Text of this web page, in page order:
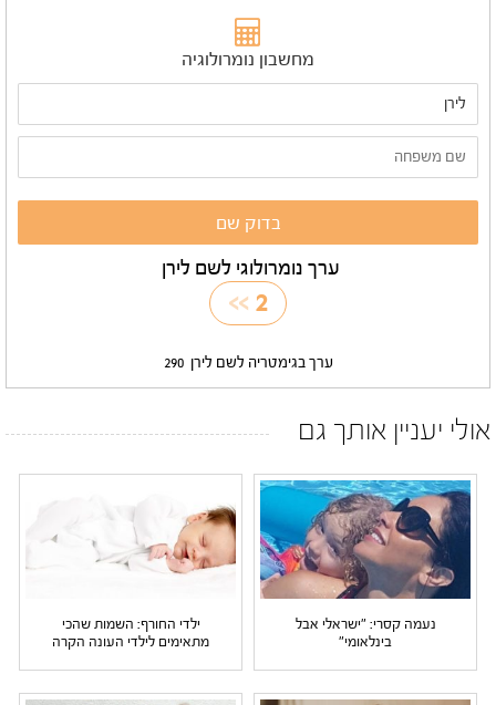
מחשבון נומרולוגיה
ערך נומרולוגי לשם לירן
2
>>
ערך בגימטריה לשם לירן 290
אולי יעניין אותך גם
נעמה קסרי: "ישראלי אבל
בינלאומי"
ילדי החורף: השמות שהכי
מתאימים לילדי העונה הקרה